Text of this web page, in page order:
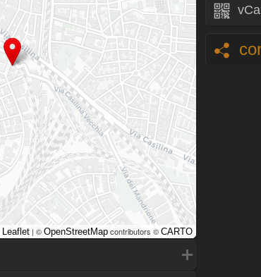
Leaflet| © OpenStreetMapcontributors © CARTO